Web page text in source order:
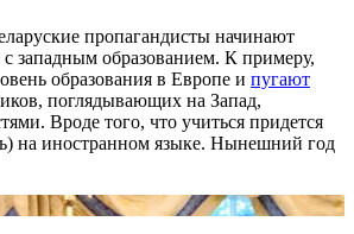
пропагандисты начинают
западным образованием. К примеру,
образования в Европе и пугают
поглядывающих на Запад,
Вроде того, что учиться придется
на иностранном языке. Нынешний год